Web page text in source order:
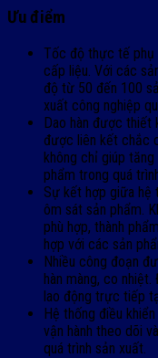
Ưu điểm
Tốc độ thực tế phụ
cấp liệu. Với các
độ từ 50 đến 100
xuất công nghiệp
Dao hàn được thiết
được liên kết chắc
không chỉ giúp
phẩm trong quá
Sự kết hợp giữa hệ
ôm sát sản phẩm.
phù hợp, thành
hợp với các sản
Nhiều công đoạn
hàn màng, co
lao động trực tiếp
Hệ thống điều
vận hành theo dõi
quá trình sản xuất.